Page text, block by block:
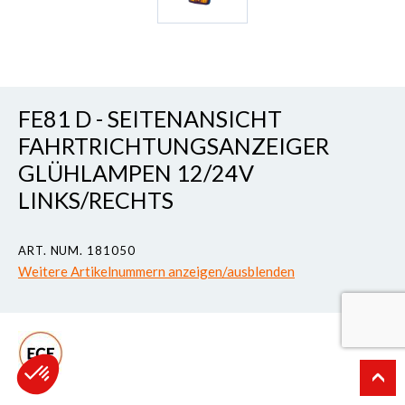
FE81 D - SEITENANSICHT
FAHRTRICHTUNGSANZEIGER
GLÜHLAMPEN 12/24V
LINKS/RECHTS
ART. NUM. 181050
Weitere Artikelnummern anzeigen/ausblenden